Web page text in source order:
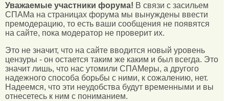
Уважаемые участники форума! В связи с засильем
СПАМа на страницах форума мы вынуждены ввести
премодерацию, то есть ваши сообщения не появятся
на сайте, пока модератор не проверит их.
Это не значит, что на сайте вводится новый уровень
цензуры - он остается таким же каким и был всегда. Это
значит лишь, что нас утомили СПАМеры, а другого
надежного способа борьбы с ними, к сожалению, нет.
Надеемся, что эти неудобства будут временными и вы
отнесетесь к ним с пониманием.